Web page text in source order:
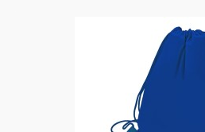
ЗЕЛЕНЫЙ ОЛИВКОВЫЙ
СЕРЫЙ, НАТУРАЛЬНЫЙ